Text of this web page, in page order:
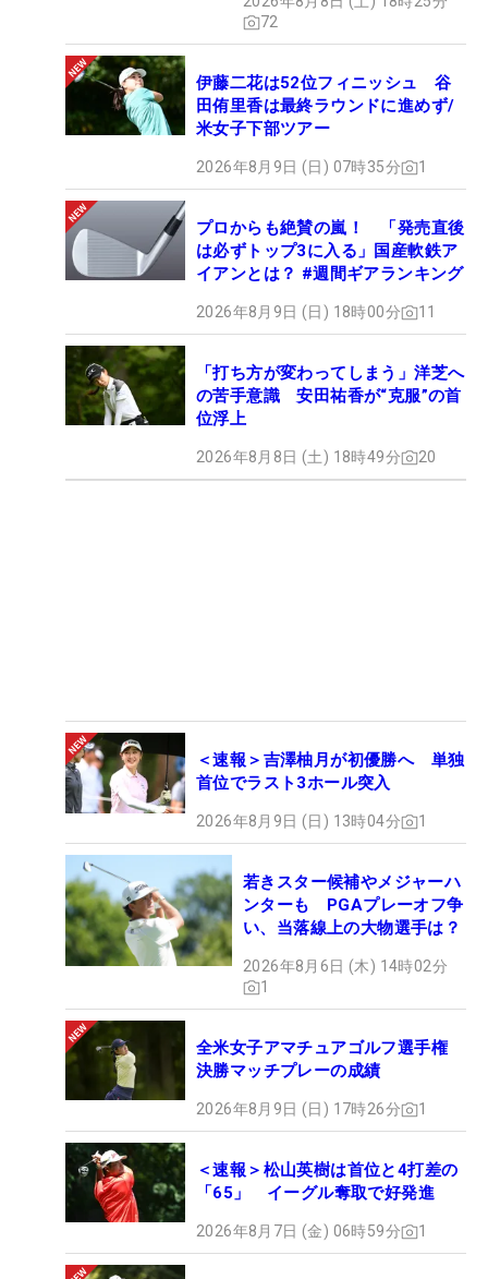
72
伊藤二花は52位フィニッシュ 谷
田侑里香は最終ラウンドに進めず/
米女子下部ツアー
2026年8月9日 (日) 07時35分 1
プロからも絶賛の嵐！ 「発売直後
は必ずトップ3に入る」国産軟鉄ア
イアンとは？ #週間ギアランキング
2026年8月9日 (日) 18時00分 11
「打ち方が変わってしまう」洋芝へ
の苦手意識 安田祐香が“克服”の首
位浮上
2026年8月8日 (土) 18時49分 20
＜速報＞吉澤柚月が初優勝へ 単独
首位でラスト3ホール突入
2026年8月9日 (日) 13時04分 1
若きスター候補やメジャーハ
ンターも PGAプレーオフ争
い、当落線上の大物選手は？
2026年8月6日 (木) 14時02分
1
全米女子アマチュアゴルフ選手権
決勝マッチプレーの成績
2026年8月9日 (日) 17時26分 1
＜速報＞松山英樹は首位と4打差の
「65」 イーグル奪取で好発進
2026年8月7日 (金) 06時59分 1